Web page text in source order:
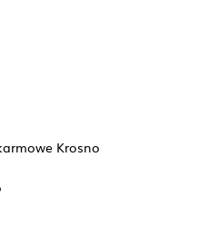
Krosno